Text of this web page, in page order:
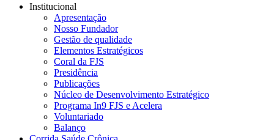
Institucional
Apresentação
Nosso Fundador
Gestão de qualidade
Elementos Estratégicos
Coral da FJS
Presidência
Publicações
Núcleo de Desenvolvimento Estratégico
Programa In9 FJS e Acelera
Voluntariado
Balanço